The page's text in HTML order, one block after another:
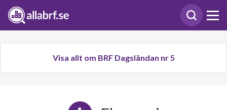
Visa allt om BRF Dagsländan nr 5